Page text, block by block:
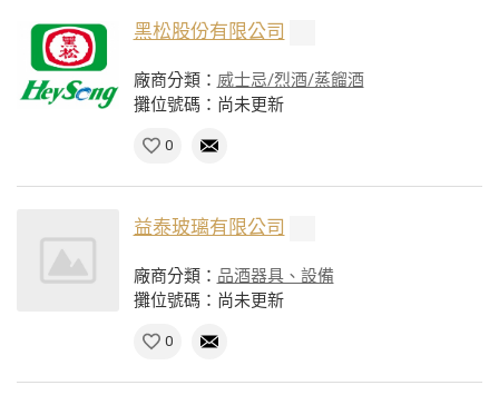
黑松股份有限公司
廠商分類： 威士忌/烈酒/蒸餾酒
攤位號碼：尚未更新
0
益泰玻璃有限公司
廠商分類： 品酒器具、設備
攤位號碼：尚未更新
0